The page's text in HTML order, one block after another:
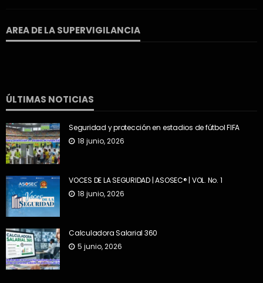
AREA DE LA SUPERVIGILANCIA
ÚLTIMAS NOTICIAS
Seguridad y protección en estadios de fútbol FIFA
18 junio, 2026
VOCES DE LA SEGURIDAD | ASOSEC® | VOL. No. 1
18 junio, 2026
Calculadora Salarial 360
5 junio, 2026